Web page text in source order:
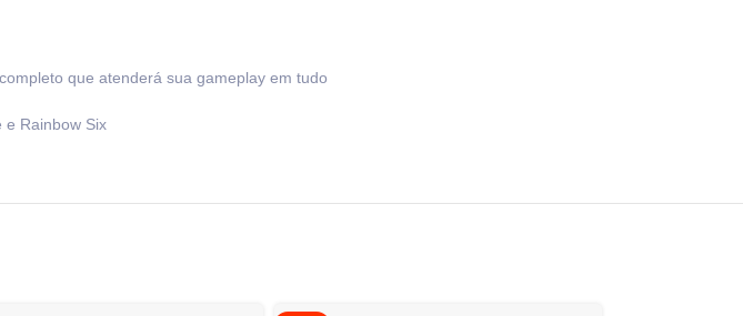
que atenderá sua gameplay em tudo
e Rainbow Six